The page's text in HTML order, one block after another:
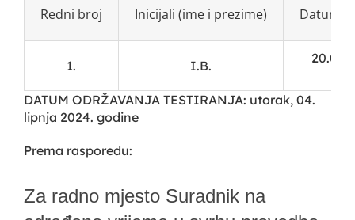
Redni broj Inicijali (ime i prezime) Datum
1. I.B.
DATUM ODRŽAVANJA TESTIRANJA: utorak, 04.
lipnja 2024. godine
Prema rasporedu:
Za radno mjesto Suradnik na